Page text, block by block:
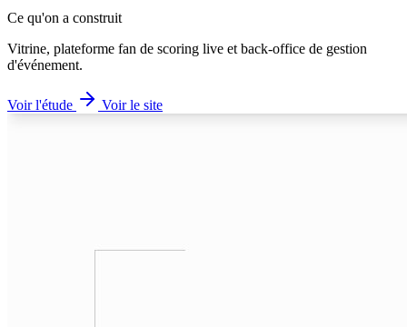
Ce qu'on a construit
Vitrine, plateforme fan de scoring live et back-office de gestion
d'événement.
Voir l'étude Voir le site